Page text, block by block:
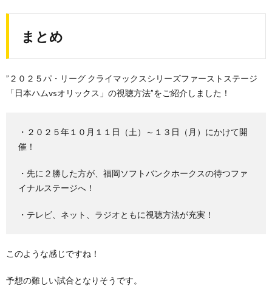
まとめ
”２０２５パ・リーグ クライマックスシリーズファーストステージ
「日本ハムvsオリックス」の視聴方法”をご紹介しました！
・２０２５年１０月１１日（土）～１３日（月）にかけて開
催！
・先に２勝した方が、福岡ソフトバンクホークスの待つファ
イナルステージへ！
・テレビ、ネット、ラジオともに視聴方法が充実！
このような感じですね！
予想の難しい試合となりそうです。